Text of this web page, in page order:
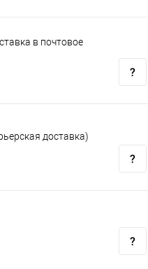
в почтовое
доставка)